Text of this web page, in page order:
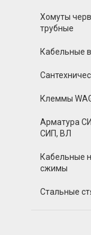
Хомуты
трубные
Кабельные
Клеммы
Арматура
СИП, ВЛ
Кабельные
сжимы
Стальные